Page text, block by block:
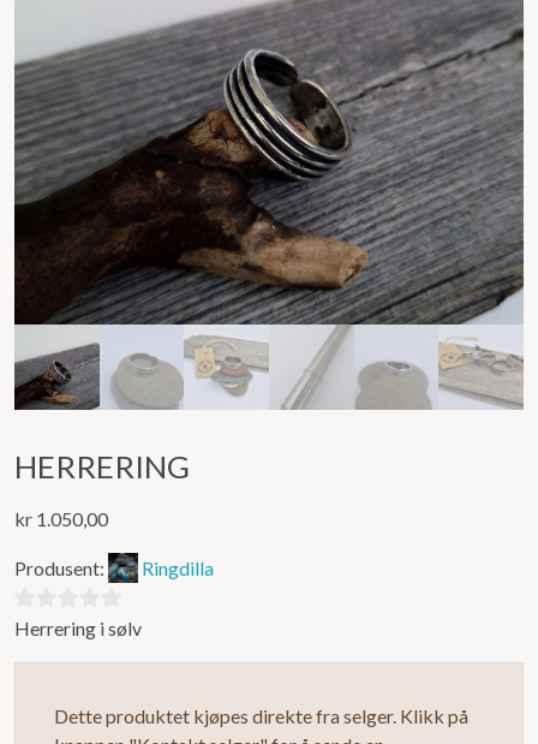
HERRERING
kr 1.050,00
Produsent: Ringdilla
0
Herrering i sølv
Dette produktet kjøpes direkte fra selger. Klikk på